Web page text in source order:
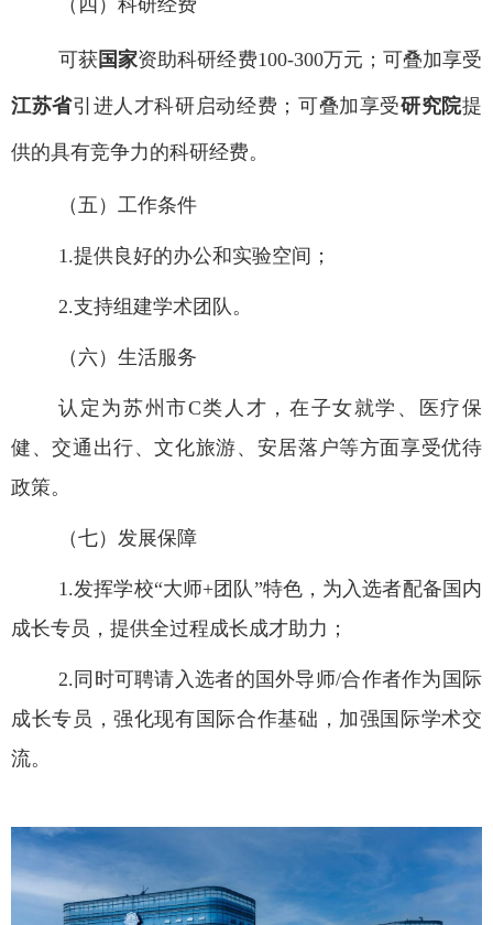
可获国家资助科研经费100-300万元；可叠加享受
江苏省引进人才科研启动经费；可叠加享受研究院提
供的具有竞争力的科研经费。
（五）工作条件
1.提供良好的办公和实验空间；
2.支持组建学术团队。
（六）生活服务
认定为苏州市C类人才，在子女就学、医疗保
健、交通出行、文化旅游、安居落户等方面享受优待
政策。
（七）发展保障
1.发挥学校“大师+团队”特色，为入选者配备国内
成长专员，提供全过程成长成才助力；
2. 同时可聘请入选者的国外导师/合作者作为国际
成长专员，强化现有国际合作基础，加强国际学术交
流。